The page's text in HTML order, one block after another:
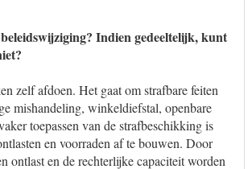
Indien gedeeltelijk, kunt
zelf afdoen. Het gaat om strafbare feiten
mishandeling, winkeldiefstal, openbare
toepassen van de strafbeschikking is
en voorraden af te bouwen. Door
ontlast en de rechterlijke capaciteit worden